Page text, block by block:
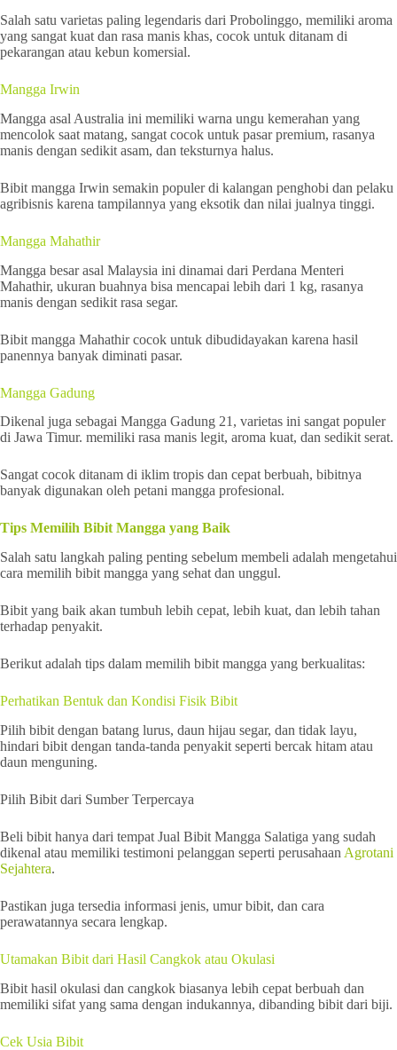
Salah satu varietas paling legendaris dari Probolinggo, memiliki aroma
yang sangat kuat dan rasa manis khas, cocok untuk ditanam di
pekarangan atau kebun komersial.
Mangga Irwin
Mangga asal Australia ini memiliki warna ungu kemerahan yang
mencolok saat matang, sangat cocok untuk pasar premium, rasanya
manis dengan sedikit asam, dan teksturnya halus.
Bibit mangga Irwin semakin populer di kalangan penghobi dan pelaku
agribisnis karena tampilannya yang eksotik dan nilai jualnya tinggi.
Mangga Mahathir
Mangga besar asal Malaysia ini dinamai dari Perdana Menteri
Mahathir, ukuran buahnya bisa mencapai lebih dari 1 kg, rasanya
manis dengan sedikit rasa segar.
Bibit mangga Mahathir cocok untuk dibudidayakan karena hasil
panennya banyak diminati pasar.
Mangga Gadung
Dikenal juga sebagai Mangga Gadung 21, varietas ini sangat populer
di Jawa Timur. memiliki rasa manis legit, aroma kuat, dan sedikit serat.
Sangat cocok ditanam di iklim tropis dan cepat berbuah, bibitnya
banyak digunakan oleh petani mangga profesional.
Tips Memilih Bibit Mangga yang Baik
Salah satu langkah paling penting sebelum membeli adalah mengetahui
cara memilih bibit mangga yang sehat dan unggul.
Bibit yang baik akan tumbuh lebih cepat, lebih kuat, dan lebih tahan
terhadap penyakit.
Berikut adalah tips dalam memilih bibit mangga yang berkualitas:
Perhatikan Bentuk dan Kondisi Fisik Bibit
Pilih bibit dengan batang lurus, daun hijau segar, dan tidak layu,
hindari bibit dengan tanda-tanda penyakit seperti bercak hitam atau
daun menguning.
Pilih Bibit dari Sumber Terpercaya
Beli bibit hanya dari tempat Jual Bibit Mangga Salatiga yang sudah
dikenal atau memiliki testimoni pelanggan seperti perusahaan Agrotani
Sejahtera.
Pastikan juga tersedia informasi jenis, umur bibit, dan cara
perawatannya secara lengkap.
Utamakan Bibit dari Hasil Cangkok atau Okulasi
Bibit hasil okulasi dan cangkok biasanya lebih cepat berbuah dan
memiliki sifat yang sama dengan indukannya, dibanding bibit dari biji.
Cek Usia Bibit